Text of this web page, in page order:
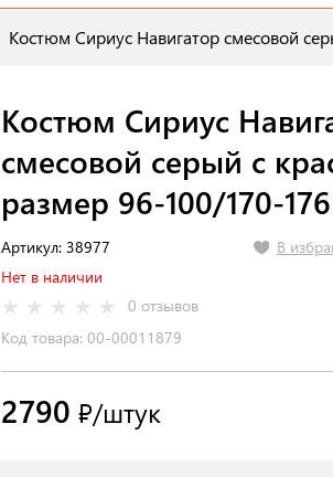
Костюм Сириус Навигатор смесовой
Костюм Сириус
смесовой серый с
размер 96-100/170-176
Артикул: 38977 В
Нет в наличии
0 отзывов
Код товара: 00-00011879
2790 ₽/штук